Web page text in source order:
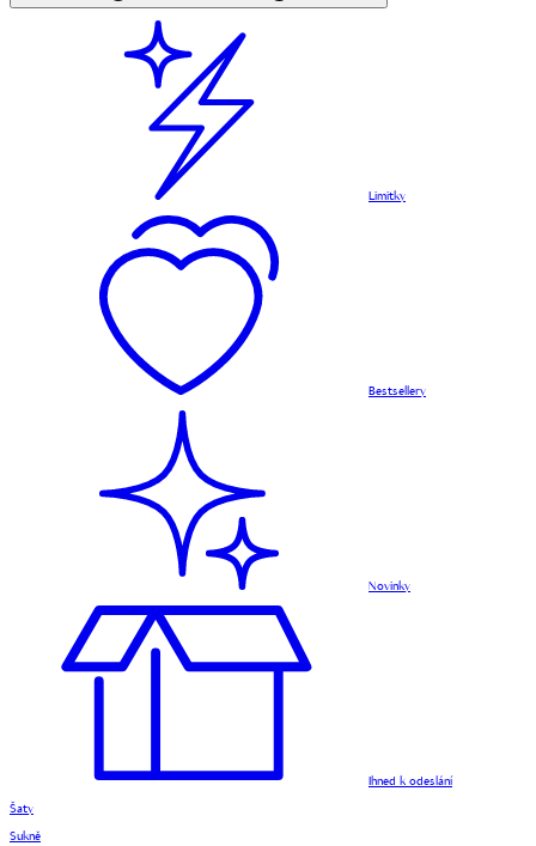
Limitky
Bestsellery
Novinky
Ihned k odeslání
Šaty
Sukně